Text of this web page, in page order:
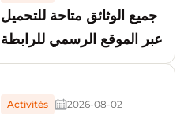
جميع الوثائق متاحة للتحميل
عبر الموقع الرسمي للرابطة
2026-08-02
Activités